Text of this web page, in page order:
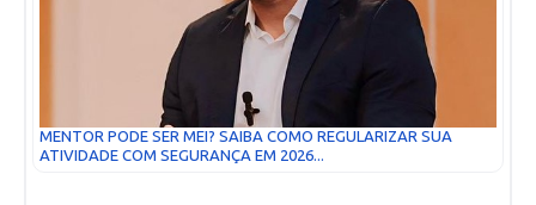
MENTOR PODE SER MEI? SAIBA COMO REGULARIZAR SUA
ATIVIDADE COM SEGURANÇA EM 2026...